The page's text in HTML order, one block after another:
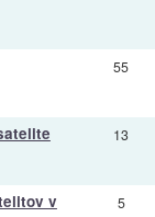
55
13
v 5